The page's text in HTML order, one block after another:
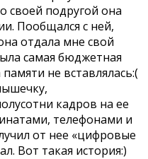
своей подругой она
Пообщался с ней,
отдала мне свой
самая бюджетная
не вставлялась:(
кадров на ее
телефонами и
от нее «цифровые
Вот такая история:)